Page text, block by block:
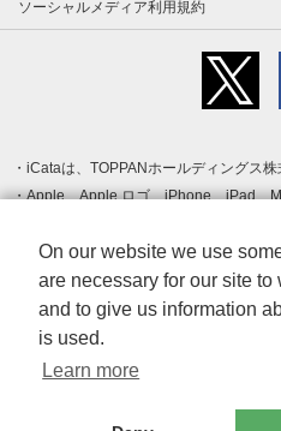
ソーシャルメディア利用規約
iCataは、TOPPANホールディングス株
Apple、Apple ロゴ、iPhone、iPad、
登録された Apple Inc. の商標です。
クです。
Android、Google Play および
す。
Windows は Microsoft Inc.の米国およ
標です。
Adobe、Adobe Reader、Adobe PDF
その他、記載されている会社名、商
On our website we use
are necessary for our site to
and to give us information
is used.
Learn more